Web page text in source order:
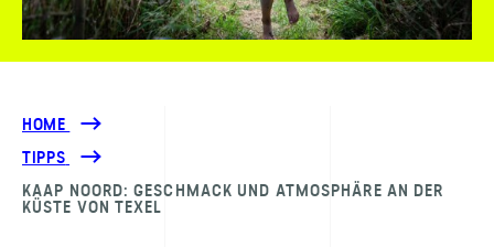
HOME
TIPPS
KAAP NOORD: GESCHMACK UND ATMOSPHÄRE AN DER
KÜSTE VON TEXEL